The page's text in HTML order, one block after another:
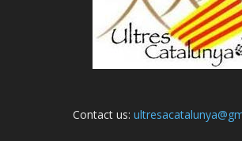
Contact us: